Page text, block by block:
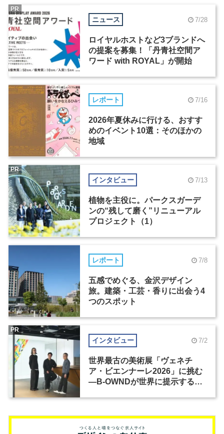
ニュース 7/28
ロイヤルホストなど3ブランドへ
の提案を募集！「丹青社空間ア
ワード with ROYAL」が開始
PR
レポート 7/16
2026年夏休みに行ける、おすす
めのイベント10選：そのほかの
地域
インタビュー 7/13
植物を主役に。パークスガーデ
ンの“残して磨く”リニューアル
プロジェクト（1）
PR
レポート 7/8
五感でめぐる、金沢デザイン
旅。建築・工芸・香りに出会う4
つのスポット
インタビュー 7/2
世界最古の美術展「ヴェネチ
ア・ビエンナーレ2026」に挑む
―B-OWNDが世界に提示する美
PR